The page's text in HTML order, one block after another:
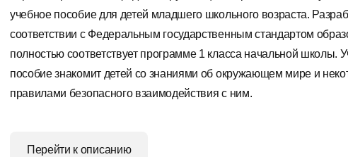
учебное пособие для детей младшего школьного возраста.
соответствии с Федеральным государственным стандартом
полностью соответствует программе 1 класса начальной школы.
пособие знакомит детей со знаниями об окружающем мире и
правилами безопасного взаимодействия с ним.
Перейти к описанию